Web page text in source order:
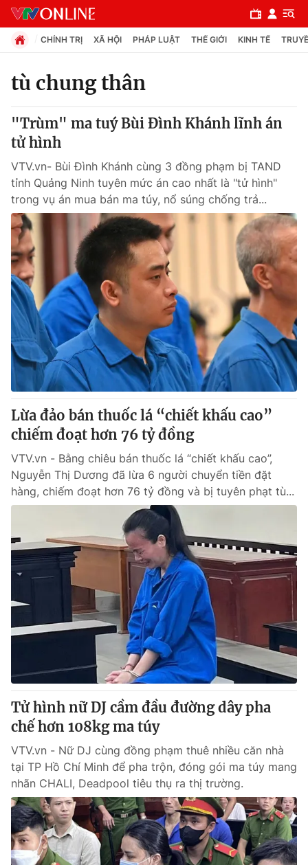
Chuyên mục
Chính trị
Xã hội
Pháp luật
Y tế
Thế giới
Tin tức
Thế giới đó đây
Câu chuyện quốc tế
Kinh tế
Tài chính
Thị trường
Góc doanh nghiệp
Dữ liệu và đời sống
Truyền hình
Hậu trường
Nhân vật
Giải sao mai
Giải trí
Điện ảnh
Sao
Đời sống
Làm đẹp
Chất lượng cuộc sống
Giáo dục
Tuyển sinh
Học trực tuyến
Công nghệ
Hitech Công nghệ tương lai
Sản phẩm
Tư vấn
Giao lưu trực tuyến
Lịch phát sóng
Chuyên mục khác
Emagazine Podcast
Photo Infographic
Video Shorts video
VTV Money VTV Thể thao
CHÍNH TRỊ XÃ HỘI PHÁP LUẬT THẾ GIỚI KINH TẾ
tù chung thân
"Trùm" ma tuý Bùi Đình Khánh lĩnh án
tử hình
VTV.vn- Bùi Đình Khánh cùng 3 đồng phạm bị TAND
tỉnh Quảng Ninh tuyên mức án cao nhất là "tử hình"
trong vụ án mua bán ma túy, nổ súng chống trả...
Lừa đảo bán thuốc lá “chiết khấu cao”
chiếm đoạt hơn 76 tỷ đồng
VTV.vn - Bằng chiêu bán thuốc lá “chiết khấu cao”,
Nguyễn Thị Dương đã lừa 6 người chuyển tiền đặt
hàng, chiếm đoạt hơn 76 tỷ đồng và bị tuyên phạt tù...
Tử hình nữ DJ cầm đầu đường dây pha
chế hơn 108kg ma túy
VTV.vn - Nữ DJ cùng đồng phạm thuê nhiều căn nhà
tại TP Hồ Chí Minh để pha trộn, đóng gói ma túy mang
nhãn CHALI, Deadpool tiêu thụ ra thị trường.